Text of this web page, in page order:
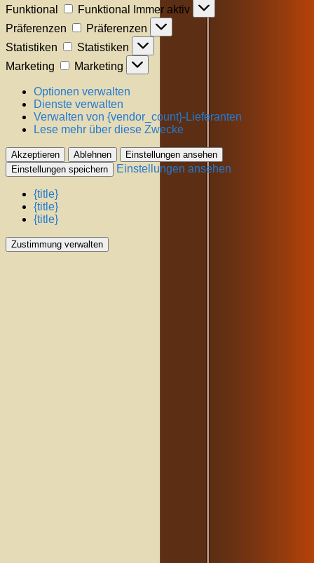
Funktional
Funktional
Immer aktiv
Präferenzen
Präferenzen
Statistiken
Statistiken
Marketing
Marketing
Optionen verwalten
Dienste verwalten
Verwalten von {vendor_count}-Lieferanten
Lese mehr über diese Zwecke
Akzeptieren Ablehnen
Einstellungen ansehen
Einstellungen speichern
Einstellungen ansehen
{title}
{title}
{title}
Zustimmung verwalten